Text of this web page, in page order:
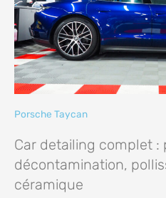
Porsche Taycan
Car detailing complet :
décontamination,
céramique​